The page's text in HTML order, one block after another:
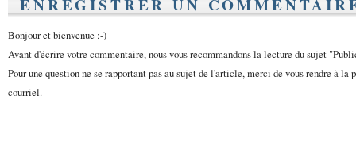
ENREGISTRER UN
Bonjour et bienvenue ;-)
Avant d'écrire votre commentaire, nous vous recommandons la lecture du sujet
Pour une question ne se rapportant pas au sujet de l'article, merci de vous rendre à la
courriel.